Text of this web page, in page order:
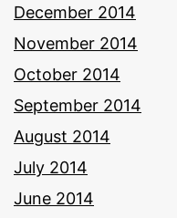
December 2014
November 2014
October 2014
September 2014
August 2014
July 2014
June 2014